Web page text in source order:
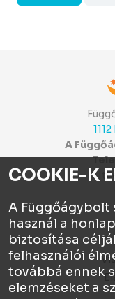
A
COOKIE-K
A Függőágybolt
használ a
biztosítása
felhasználói
továbbá ennek
elemzéseket a